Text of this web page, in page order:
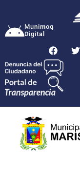
Munimoq
Digital